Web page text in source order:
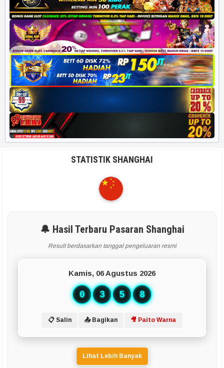
STATISTIK SHANGHAI
🔔 Hasil Terbaru Pasaran Shanghai
Result berdasarkan tanggal pengeluaran resmi
Kamis, 06 Agustus 2026
0 3 5 8
📋 Salin 📤 Bagikan 🎥 Paito Warna
Lihat Lebih Banyak